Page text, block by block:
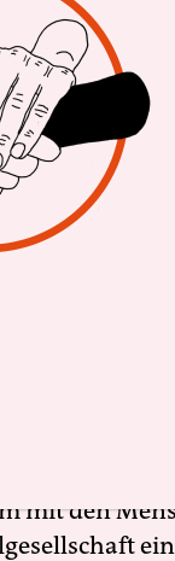
der
der Mann die
vor Gericht
drohende
wie stark
mit den